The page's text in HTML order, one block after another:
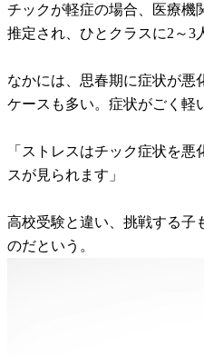
チックが軽症の場合、医療機
推定され、ひとクラスに2～3
なかには、思春期に症状が悪
ケースも多い。症状がごく軽
「ストレスはチック症状を
スが見られます」
高校受験と違い、挑戦する子
のだという。